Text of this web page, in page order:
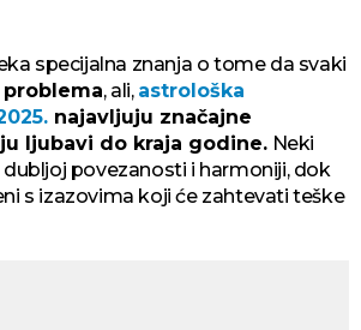
specijalna znanja o tome da svaki
, ali, astrološka
najavljuju značajne
ljubavi do kraja godine. Neki
dubljoj povezanosti i harmoniji, dok
s izazovima koji će zahtevati teške